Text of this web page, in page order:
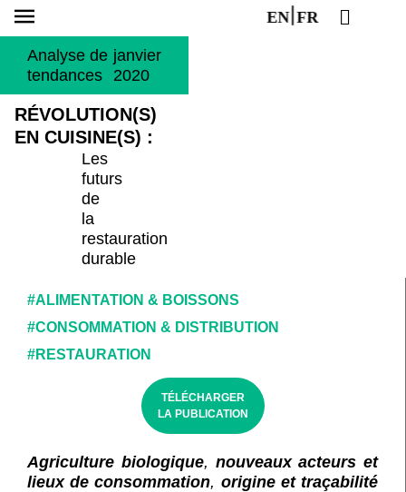
EN FR
Analyse de
tendances
janvier
2020
RÉVOLUTION(S)
EN CUISINE(S) :
Les
futurs
de
la
restauration
durable
#ALIMENTATION & BOISSONS
#CONSOMMATION & DISTRIBUTION
#RESTAURATION
TÉLÉCHARGER
LA PUBLICATION
Agriculture biologique, nouveaux acteurs et
lieux de consommation, origine et traçabilité